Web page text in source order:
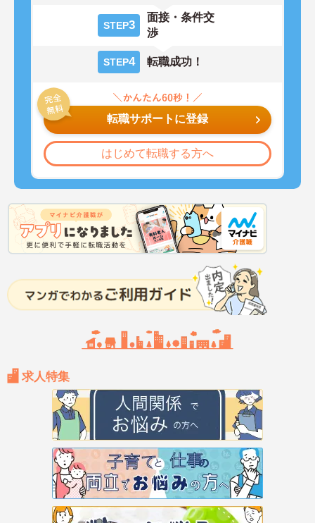
STEP3
面接・条件交
渉
STEP4 転職成功！
転職サポートに登録
はじめて転職する方へ
求人特集